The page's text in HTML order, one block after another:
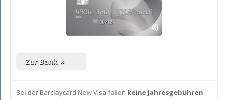
Bei der Barclaycard New Visa fallen keine Jahresgebühren